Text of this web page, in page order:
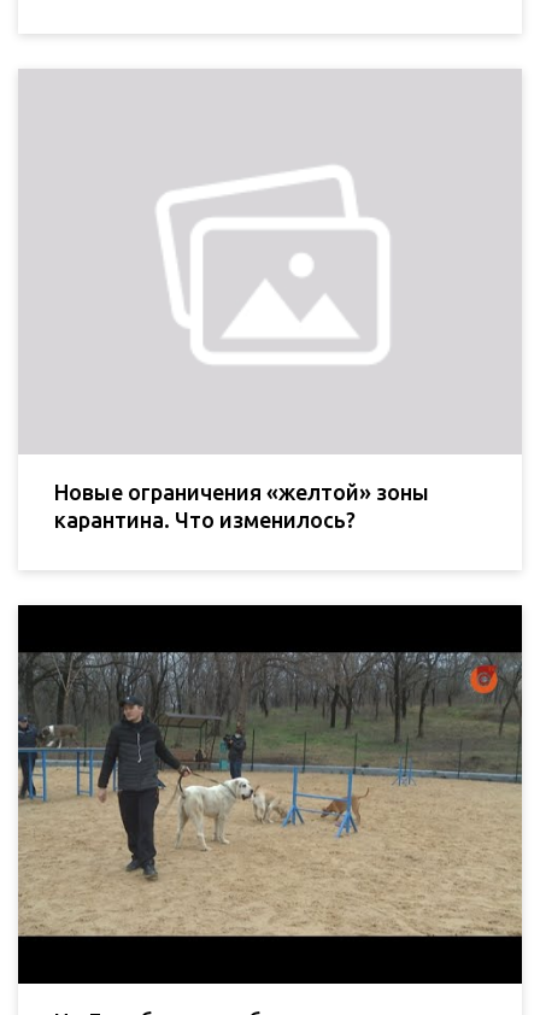
Новые ограничения «желтой» зоны
карантина. Что изменилось?